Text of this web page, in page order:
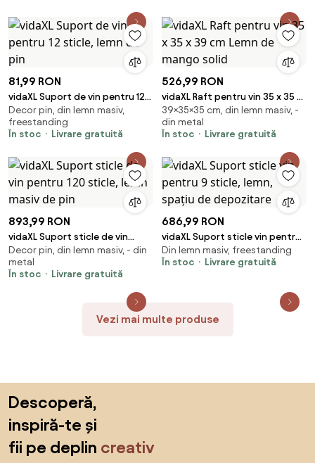
81,99 RON
vidaXL Suport de vin pentru 12
sticle, lemn de pin
Decor pin, din lemn masiv,
freestanding
În stoc
Livrare gratuită
526,99 RON
vidaXL Raft pentru vin 35 x 35 x
39 cm Lemn de mango solid
39×35×35 cm, din lemn masiv, -
din metal
În stoc
Livrare gratuită
893,99 RON
vidaXL Suport sticle de vin
pentru 120 sticle, lemn masiv de
pin
Decor pin, din lemn masiv, - din
metal
În stoc
Livrare gratuită
686,99 RON
vidaXL Suport sticle vin pentru
9 sticle, lemn, spațiu de
depozitare
Din lemn masiv, freestanding
În stoc
Livrare gratuită
Vezi mai multe produse
Descoperă,
inspiră-te și
fii pe deplin creativ